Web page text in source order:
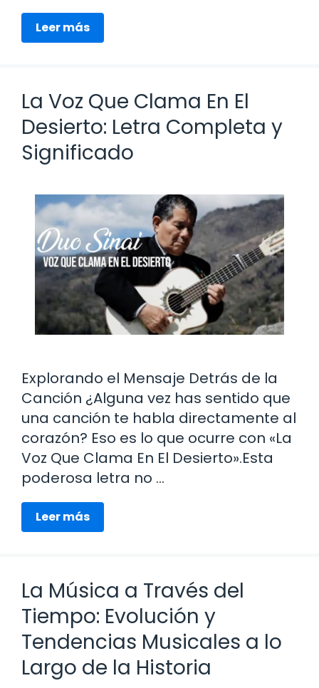
Leer más
La Voz Que Clama En El
Desierto: Letra Completa y
Significado
Explorando el Mensaje Detrás de la
Canción ¿Alguna vez has sentido que
una canción te habla directamente al
corazón? Eso es lo que ocurre con «La
Voz Que Clama En El Desierto».Esta
poderosa letra no …
Leer más
La Música a Través del
Tiempo: Evolución y
Tendencias Musicales a lo
Largo de la Historia